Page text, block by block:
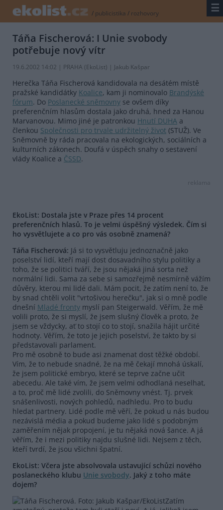
/ publicistika / rozhovory ☰
Táňa Fischerová: I Unie svobody
potřebuje nový vítr
19.6.2002 14:02 | PRAHA (EkoList) | Jakub Kašpar
Herečka Táňa Fischerová kandidovala na desátém místě
pražské kandidátky Koalice, kam ji nominovalo Brandýské
fórum. Do Poslanecké sněmovny se ovšem díky
preferenčním hlasům dostala jako druhá, hned za Hanou
Marvanovou. Mimo jiné je patronkou Hnutí DUHA a
členkou Společnosti pro trvale udržitelný život (STUŽ). Ve
Sněmovně by ráda pracovala na ekologických, sociálních a
kulturních zákonech. Doufá v úspěch snahy o sestavení
vlády Koalice a ČSSD.
reklama
EkoList: Dostala jste v Praze přes 14 procent
preferenčních hlasů. To je velmi úspěšný výsledek. Čím si
ho vysvětlujete a co pro vás osobně znamená?
Táňa Fischerová: Já si to vysvětluju jednoznačně jako
poselství lidí, kteří mají dost dosavadního stylu politiky a
toho, že se politici tváří, že jsou nějaká jiná sorta než
normální lidi. Sama za sebe si samozřejmě nesmírně vážím
důvěry, kterou mi lidé dali. Mám pocit, že zatím není to, že
by snad chtěli volit "vrtošivou herečku", jak si o mně podle
dnešní Mladé fronty myslí pan Steigerwald. Věřím, že mě
volili proto, že si myslí, že jsem slušný člověk a proto, že
jsem se vždycky, ať to stojí co to stojí, snažila hájit určité
hodnoty. Věřím, že toto je jejich poselství, že takto by si
představovali parlament.
Pro mě osobně to bude asi znamenat dost těžké období.
Vím, že to nebude snadné, že na mě čekají mnohá úskalí,
že jsem politické embryo, které se teprve začne učit
abecedu. Ale také vím, že jsem velmi odhodlaná neselhat,
a to, proč mě lidé zvolili, do Sněmovny vnést. Tj. prvek
snášenlivosti, nových pohledů, nadhledu. Pro to budu
hledat partnery. Lidé podle mě věří, že pokud u nás budou
nezávislá média a pokud budeme jako lidé s podobným
zaměřením nějak propojení, je tu nějaká nová šance. A já
věřím, že i mezi politiky najdu slušné lidi. Nejsem z těch,
kteří tvrdí, že jsou všichni špatní.
EkoList: Včera jste absolvovala ustavující schůzi nového
poslaneckého klubu Unie svobody. Jaký z toho máte
dojem?
Zatím